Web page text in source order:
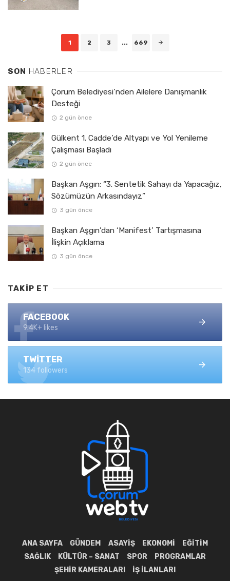
1 2 3 ... 669
SON HABERLER
Çorum Belediyesi’nden Ailelere Danışmanlık
Desteği
2 gün önce
Gülkent 1. Cadde’de Altyapı ve Yol Yenileme
Çalışması Başladı
2 gün önce
Başkan Aşgın: “3. Sentetik Sahayı da Yapacağız,
Sözümüzün Arkasındayız”
3 gün önce
Başkan Aşgın’dan ‘Manifest’ Tartışmasına
İlişkin Açıklama
3 gün önce
TAKIP ET
FACEBOOK
9.4K+ likes
TWITTER
134 followers
ANA SAYFA GÜNDEM ASAYIŞ EKONOMI
EĞITIM
SAĞLIK
KÜLTÜR – SANAT SPOR
PROGRAMLAR
ŞEHIR KAMERALARI
İŞ İLANLARI